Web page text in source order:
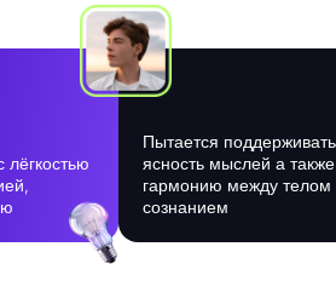
лёгкостью
Пытается поддерживать
ясность мыслей а также
гармонию между телом
сознанием